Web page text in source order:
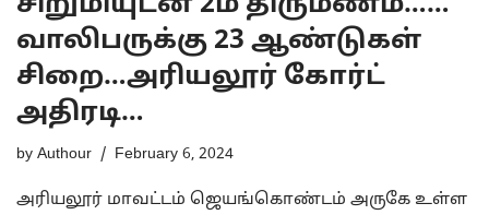
வாலிபருக்கு 23 ஆண்டுகள்
சிறை…அரியலூர் கோர்ட்
அதிரடி…
by Authour February 6, 2024
அரியலூர் மாவட்டம் ஜெயங்கொண்டம் அருகே உள்ள